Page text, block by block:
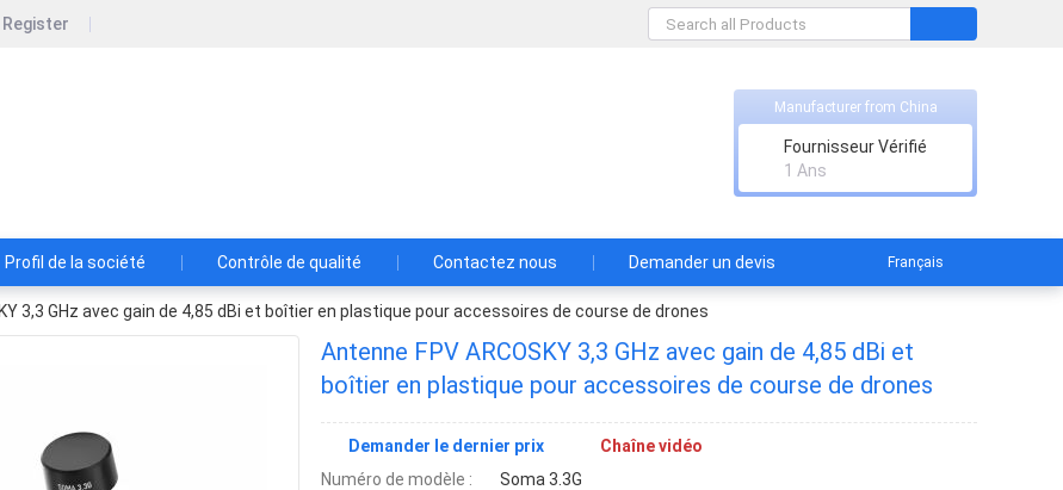
Register
Manufacturer from China
Fournisseur Vérifié
1 Ans
Profil de la société Contrôle de qualité Contactez nous Demander un devis Français
3,3 GHz avec gain de 4,85 dBi et boîtier en plastique pour accessoires de course de drones
Antenne FPV ARCOSKY 3,3 GHz avec gain de 4,85 dBi et
boîtier en plastique pour accessoires de course de drones
Demander le dernier prix
Chaîne vidéo
Numéro de modèle :
Soma 3.3G